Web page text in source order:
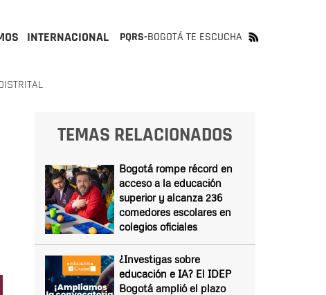
INTERNACIONAL PQRS-BOGOTÁ TE ESCUCHA
TEMAS RELACIONADOS
Bogotá rompe récord en
acceso a la educación
superior y alcanza 236
comedores escolares en
colegios oficiales
¿Investigas sobre
educación e IA? El IDEP
Bogotá amplió el plazo